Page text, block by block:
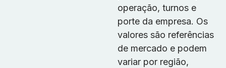
operação, turnos e
porte da empresa. Os
valores são referências
de mercado e podem
variar por região,